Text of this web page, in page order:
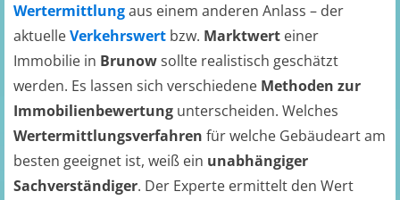
Wertermittlungaus einem anderen Anlass – der
aktuelleVerkehrswert bzw. Marktwert einer
Immobilie in Brunowsollte realistisch geschätzt
werden. Es lassen sich verschiedene Methoden zur
Immobilienbewertung unterscheiden. Welches
Wertermittlungsverfahren für welche Gebäudeart am
besten geeignet ist, weiß ein unabhängiger
Sachverständiger. Der Experte ermittelt den Wert